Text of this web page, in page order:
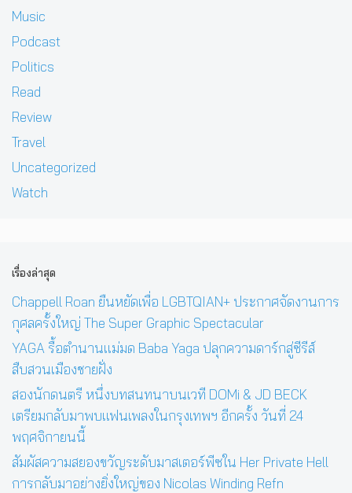
Music
Podcast
Politics
Read
Review
Travel
Uncategorized
Watch
เรื่องล่าสุด
Chappell Roan ยืนหยัดเพื่อ LGBTQIAN+ ประกาศจัดงานการ
กุศลครั้งใหญ่ The Super Graphic Spectacular
YAGA รื้อตำนานแม่มด Baba Yaga ปลุกความดาร์กสู่ซีรีส์
สืบสวนเมืองชายฝั่ง
สองนักดนตรี หนึ่งบทสนทนาบนเวที DOMi & JD BECK
เตรียมกลับมาพบแฟนเพลงในกรุงเทพฯ อีกครั้ง วันที่ 24
พฤศจิกายนนี้
สัมผัสความสยองขวัญระดับมาสเตอร์พีซใน Her Private Hell
การกลับมาอย่างยิ่งใหญ่ของ Nicolas Winding Refn